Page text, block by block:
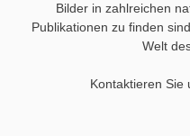
Bilder in zahlreichen
Publikationen zu finden
Welt
Kontaktieren Sie